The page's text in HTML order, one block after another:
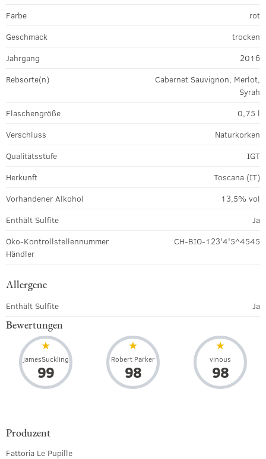
Farbe
rot
Geschmack
trocken
Jahrgang
2016
Rebsorte(n)
Cabernet Sauvignon, Merlot,
Syrah
Flaschengröße
0,75 l
Verschluss
Naturkorken
Qualitätsstufe
IGT
Herkunft
Toscana (IT)
Vorhandener Alkohol
13,5% vol
Enthält Sulfite
Ja
Öko-Kontrollstellennummer
Händler
CH-BIO-123'4'5^4545
Allergene
Enthält Sulfite Ja
Bewertungen
jamesSuckling
99
Robert Parker
98
vinous
98
Produzent
Fattoria Le Pupille